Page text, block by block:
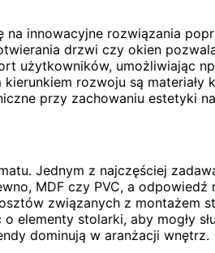
innowacyjne rozwiązania
drzwi czy okien
użytkowników, umożliwiając
rozwoju są materiały
przy zachowaniu estetyki
Jednym z najczęściej
MDF czy PVC, a
związanych z montażem
stolarki, aby mogły
dominują w aranżacji wnętrz.